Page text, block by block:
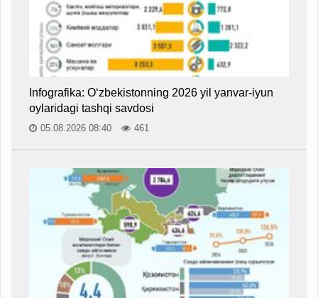
Infografika: O‘zbekistonning 2026 yil yanvar-iyun
oylaridagi tashqi savdosi
05.08.2026 08:40 461